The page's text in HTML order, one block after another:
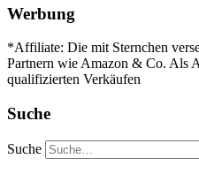
Werbung
*Affiliate: Die mit Sternchen
Partnern wie Amazon & Co. Als
qualifizierten Verkäufen
Suche
Suche